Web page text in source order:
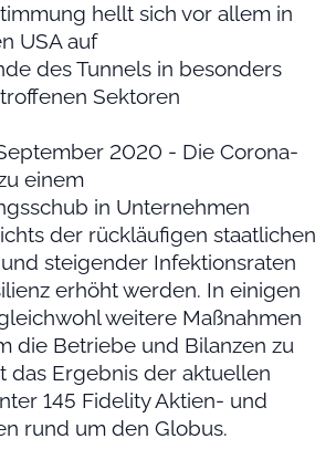
hellt sich vor allem in
USA auf
des Tunnels in besonders
Sektoren
2020 - Die Corona-
einem
in Unternehmen
der rückläufigen staatlichen
steigender Infektionsraten
erhöht werden. In einigen
weitere Maßnahmen
die Betriebe und Bilanzen zu
das Ergebnis der aktuellen
145 Fidelity Aktien- und
rund um den Globus.